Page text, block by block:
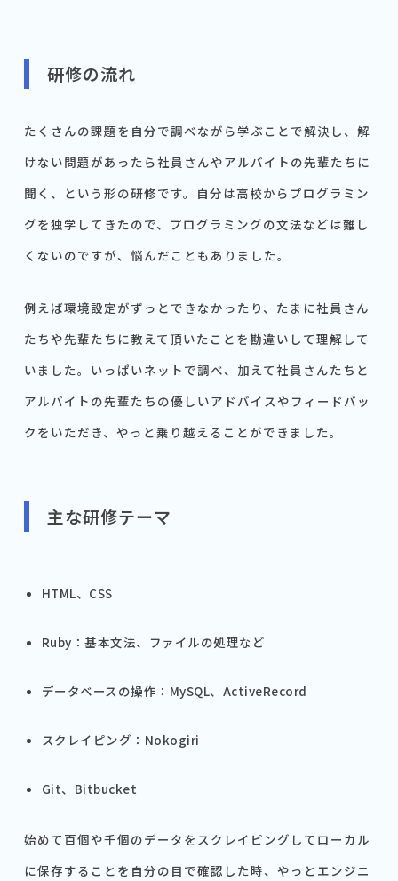
研修の流れ
たくさんの課題を自分で調べながら学ぶことで解決し、解
けない問題があったら社員さんやアルバイトの先輩たちに
聞く、という形の研修です。自分は高校からプログラミン
グを独学してきたので、プログラミングの文法などは難し
くないのですが、悩んだこともありました。
例えば環境設定がずっとできなかったり、たまに社員さん
たちや先輩たちに教えて頂いたことを勘違いして理解して
いました。いっぱいネットで調べ、加えて社員さんたちと
アルバイトの先輩たちの優しいアドバイスやフィードバッ
クをいただき、やっと乗り越えることができました。
主な研修テーマ
HTML、CSS
Ruby：基本文法、ファイルの処理など
データベースの操作：MySQL、ActiveRecord
スクレイピング：Nokogiri
Git、Bitbucket
始めて百個や千個のデータをスクレイピングしてローカル
に保存することを自分の目で確認した時、やっとエンジニ